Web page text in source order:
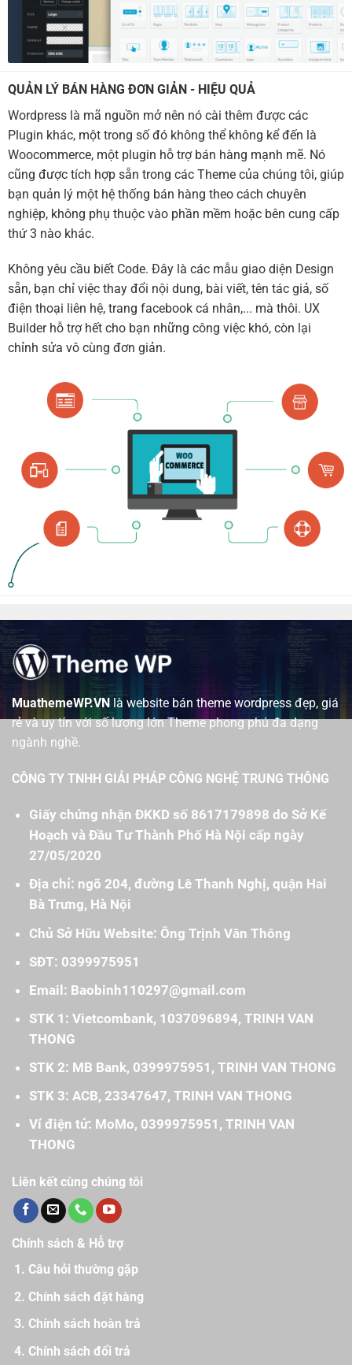
QUẢN LÝ BÁN HÀNG ĐƠN GIẢN - HIỆU QUẢ
Wordpress là mã nguồn mở nên nó cài thêm được các
Plugin khác, một trong số đó không thể không kể đến là
Woocommerce, một plugin hỗ trợ bán hàng mạnh mẽ. Nó
cũng được tích hợp sẵn trong các Theme của chúng tôi, giúp
bạn quản lý một hệ thống bán hàng theo cách chuyên
nghiệp, không phụ thuộc vào phần mềm hoặc bên cung cấp
thứ 3 nào khác.
Không yêu cầu biết Code. Đây là các mẫu giao diện Design
sẵn, bạn chỉ việc thay đổi nội dung, bài viết, tên tác giả, số
điện thoại liên hệ, trang facebook cá nhân,... mà thôi. UX
Builder hỗ trợ hết cho bạn những công việc khó, còn lại
chỉnh sửa vô cùng đơn giản.
MuathemeWP.VNlà website bán theme wordpress đẹp, giá
rẻ và uy tín với số lượng lớn Theme phong phú đa dạng
ngành nghề.
CÔNG TY TNHH GIẢI PHÁP CÔNG NGHỆ TRUNG THÔNG
Giấy chứng nhận ĐKKD số 8617179898 do Sở Kế
Hoạch và Đầu Tư Thành Phố Hà Nội cấp ngày
27/05/2020
Địa chỉ: ngõ 204, đường Lê Thanh Nghị, quận Hai
Bà Trưng, Hà Nội
Chủ Sở Hữu Website: Ông Trịnh Văn Thông
SĐT: 0399975951
Email: Baobinh110297@gmail.com
STK 1: Vietcombank, 1037096894, TRINH VAN
THONG
STK 2: MB Bank, 0399975951, TRINH VAN THONG
STK 3: ACB, 23347647, TRINH VAN THONG
Ví điện tử: MoMo, 0399975951, TRINH VAN
THONG
Liên kết cùng chúng tôi
Chính sách & Hỗ trợ
Câu hỏi thường gặp
Chính sách đặt hàng
Chính sách hoàn trả
Chính sách đổi trả